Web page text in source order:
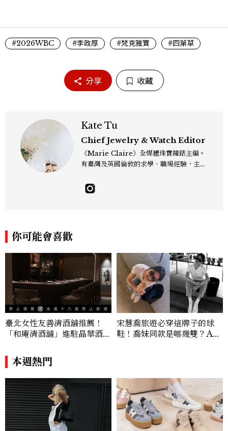
#2026WBC #李政厚 #梵克雅寶 #四葉草
分享 收藏
Kate Tu
Chief Jewelry & Watch Editor
《Marie Claire》全媒體珠寶鐘錶主編。
有臺灣及英國倫敦的求學、職場經驗，主修
佳人》編輯工作內容，包括錶展等國際活動
採訪、珠寶市場動態等專題，及視覺拍攝執
你可能會喜歡
臺北女性友善清酒舖推薦！
「和庵清酒舖」進駐晶華酒
180元起輕鬆微醺
宋慧喬旅遊必穿這牌子的球
鞋！喬妹同款是哪幾雙？AU
本週熱門